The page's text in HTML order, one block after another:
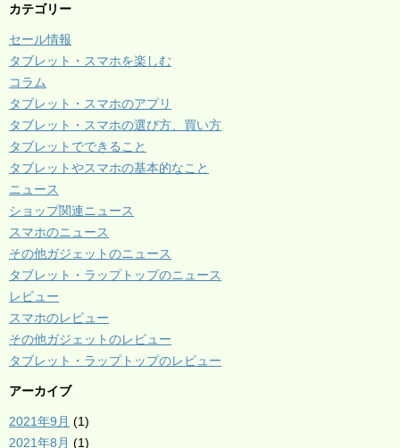
カテゴリー
セール情報
タブレット・スマホを楽しむ
コラム
タブレット・スマホのアプリ
タブレット・スマホの選び方、買い方
タブレットでできること
タブレットやスマホの基本的なこと
ニュース
ショップ関連ニュース
スマホのニュース
その他ガジェットのニュース
タブレット・ラップトップのニュース
レビュー
スマホのレビュー
その他ガジェットのレビュー
タブレット・ラップトップのレビュー
アーカイブ
2021年9月 (1)
2021年8月 (1)